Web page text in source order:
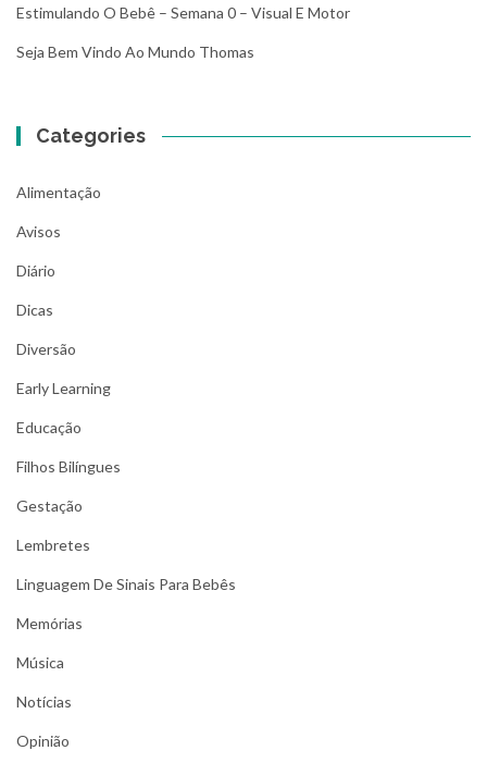
Estimulando O Bebê – Semana 0 – Visual E Motor
Seja Bem Vindo Ao Mundo Thomas
Categories
Alimentação
Avisos
Diário
Dicas
Diversão
Early Learning
Educação
Filhos Bilíngues
Gestação
Lembretes
Linguagem De Sinais Para Bebês
Memórias
Música
Notícias
Opinião